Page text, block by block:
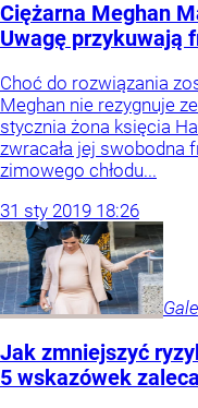
Ciężarna Meghan
Uwagę przykuwają
Choć do rozwiązania
Meghan nie rezygnuje
stycznia żona księcia
zwracała jej swobodna
zimowego chłodu...
31 sty 2019 18:26
Jak zmniejszyć
5 wskazówek